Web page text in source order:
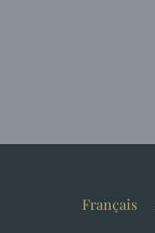
Français